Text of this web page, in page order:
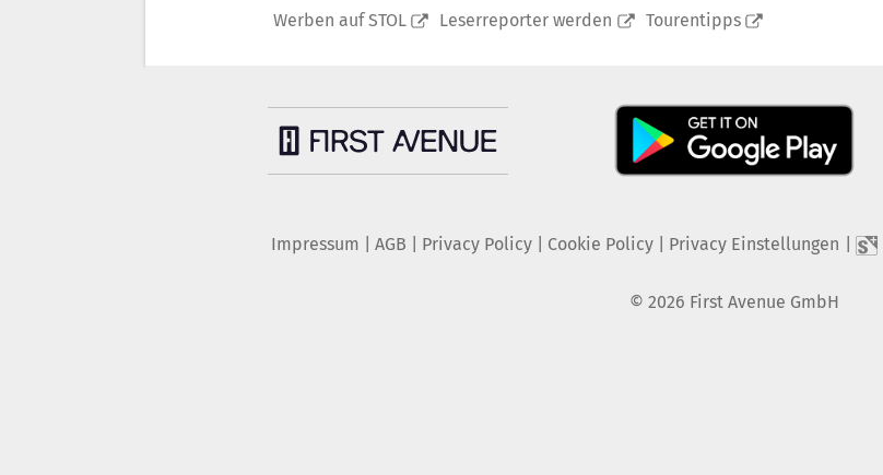
Werben auf STOL Leserreporter werden Tourentipps
Impressum AGB Privacy Policy| Cookie Policy| Privacy Einstellungen
© 2026 First Avenue GmbH